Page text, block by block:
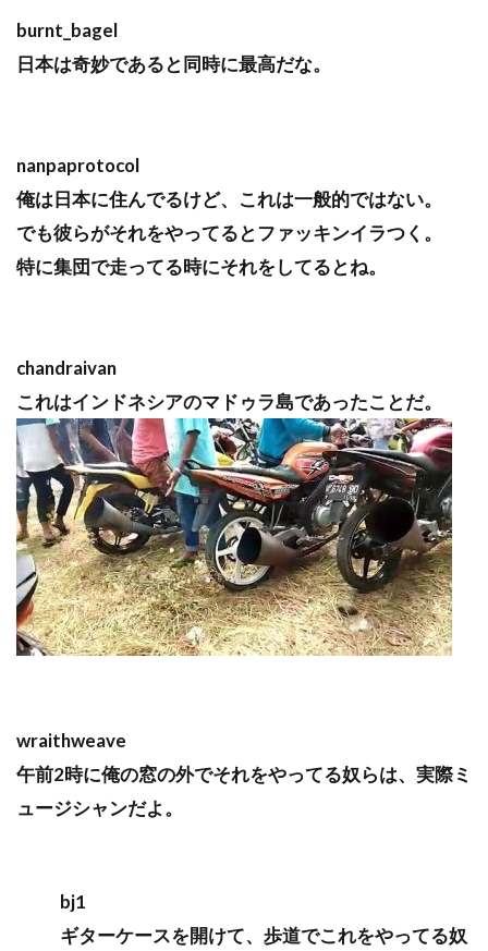
burnt_bagel
日本は奇妙であると同時に最高だな。
nanpaprotocol
俺は日本に住んでるけど、これは一般的ではない。
でも彼らがそれをやってるとファッキンイラつく。
特に集団で走ってる時にそれをしてるとね。
chandraivan
これはインドネシアのマドゥラ島であったことだ。
wraithweave
午前2時に俺の窓の外でそれをやってる奴らは、実際ミ
ュージシャンだよ。
bj1
ギターケースを開けて、歩道でこれをやってる奴